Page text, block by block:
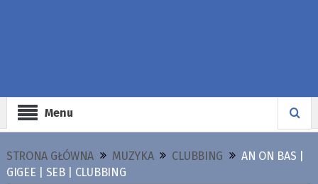
Menu
STRONA GŁÓWNA MUZYKA CLUBBING
AN ON BAS |
GIGEE | SEB | CLUBBING